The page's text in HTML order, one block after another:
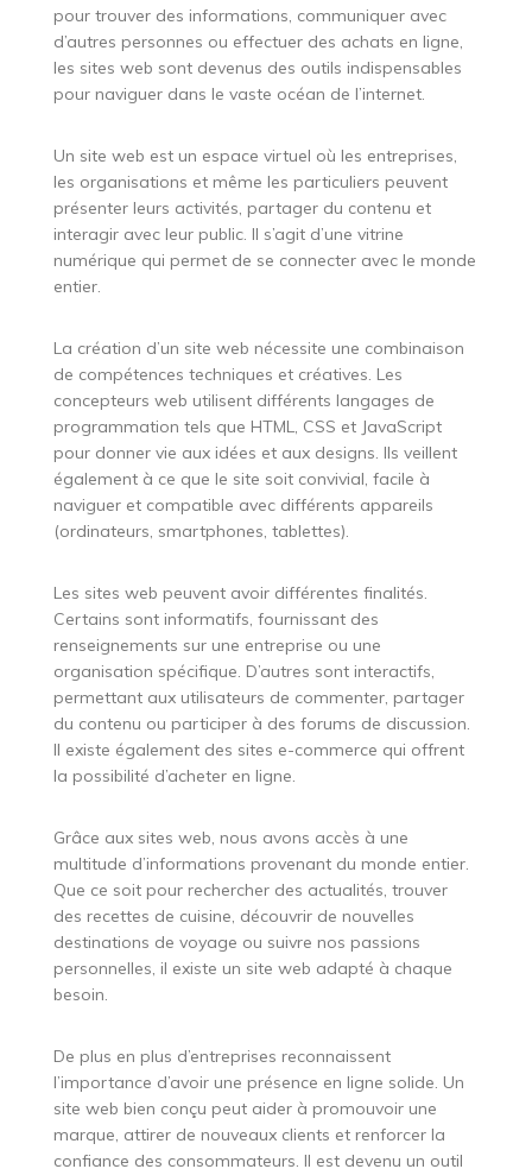
pour trouver des informations, communiquer avec
d’autres personnes ou effectuer des achats en ligne,
les sites web sont devenus des outils indispensables
pour naviguer dans le vaste océan de l’internet.
Un site web est un espace virtuel où les entreprises,
les organisations et même les particuliers peuvent
présenter leurs activités, partager du contenu et
interagir avec leur public. Il s’agit d’une vitrine
numérique qui permet de se connecter avec le monde
entier.
La création d’un site web nécessite une combinaison
de compétences techniques et créatives. Les
concepteurs web utilisent différents langages de
programmation tels que HTML, CSS et JavaScript
pour donner vie aux idées et aux designs. Ils veillent
également à ce que le site soit convivial, facile à
naviguer et compatible avec différents appareils
(ordinateurs, smartphones, tablettes).
Les sites web peuvent avoir différentes finalités.
Certains sont informatifs, fournissant des
renseignements sur une entreprise ou une
organisation spécifique. D’autres sont interactifs,
permettant aux utilisateurs de commenter, partager
du contenu ou participer à des forums de discussion.
Il existe également des sites e-commerce qui offrent
la possibilité d’acheter en ligne.
Grâce aux sites web, nous avons accès à une
multitude d’informations provenant du monde entier.
Que ce soit pour rechercher des actualités, trouver
des recettes de cuisine, découvrir de nouvelles
destinations de voyage ou suivre nos passions
personnelles, il existe un site web adapté à chaque
besoin.
De plus en plus d’entreprises reconnaissent
l’importance d’avoir une présence en ligne solide. Un
site web bien conçu peut aider à promouvoir une
marque, attirer de nouveaux clients et renforcer la
confiance des consommateurs. Il est devenu un outil